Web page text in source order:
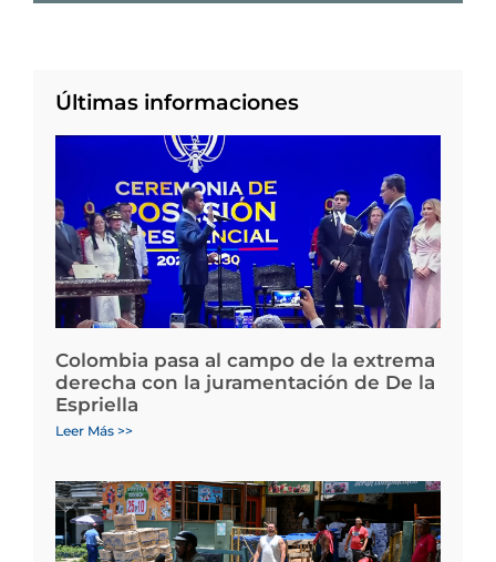
Últimas informaciones
Colombia pasa al campo de la extrema
derecha con la juramentación de De la
Espriella
Leer Más >>